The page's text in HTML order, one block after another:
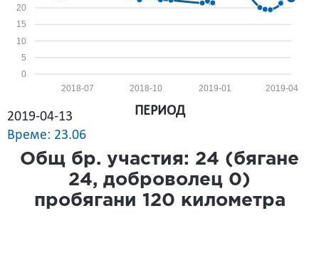
0
5
10
15
20
2019-04
2019-01
2018-10
2018-07
2019-04-13
Време: 23.06
ПЕРИОД
Общ бр. участия: 24 (бягане
24, доброволец 0)
пробягани 120 километра